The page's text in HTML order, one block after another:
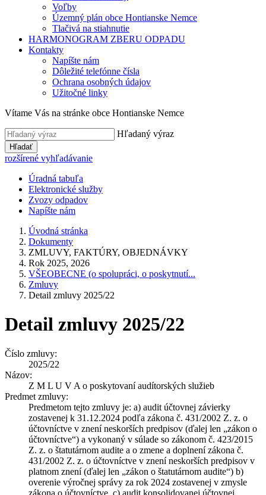
Voľby
Územný plán obce Hontianske Nemce
Tlačivá na stiahnutie
HARMONOGRAM ZBERU ODPADU
Kontakty
Napíšte nám
Dôležité telefónne čísla
Ochrana osobných údajov
Užitočné linky
Vítame Vás na stránke obce Hontianske Nemce
Hľadaný výraz
Hľadať
rozšírené vyhľadávanie
Úradná tabuľa
Elektronické služby
Zvozy odpadov
Napíšte nám
Úvodná stránka
Dokumenty
ZMLUVY, FAKTÚRY, OBJEDNÁVKY
Rok 2025, 2026
VŠEOBECNE (o spolupráci, o poskytnutí...
Zmluvy
Detail zmluvy 2025/22
Detail zmluvy 2025/22
Číslo zmluvy:
2025/22
Názov:
Z M L U V A o poskytovaní audítorských služieb
Predmet zmluvy:
Predmetom tejto zmluvy je: a) audit účtovnej závierky
zostavenej k 31.12.2024 podľa zákona č. 431/2002 Z. z. o
účtovníctve v znení neskorších predpisov (ďalej len „zákon o
účtovníctve“) a vykonaný v súlade so zákonom č. 423/2015
Z. z. o štatutárnom audite a o zmene a doplnení zákona č.
431/2002 Z. z. o účtovníctve v znení neskorších predpisov v
platnom znení (ďalej len „zákon o štatutárnom audite“) b)
overenie výročnej správy za rok 2024 zostavenej v zmysle
zákona o účtovníctve, c) audit konsolidovanej účtovnej